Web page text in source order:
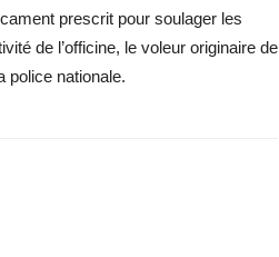
prescrit pour soulager les
de l’officine, le voleur originaire de
police nationale.